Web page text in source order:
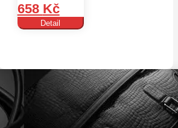
658 Kč
Detail